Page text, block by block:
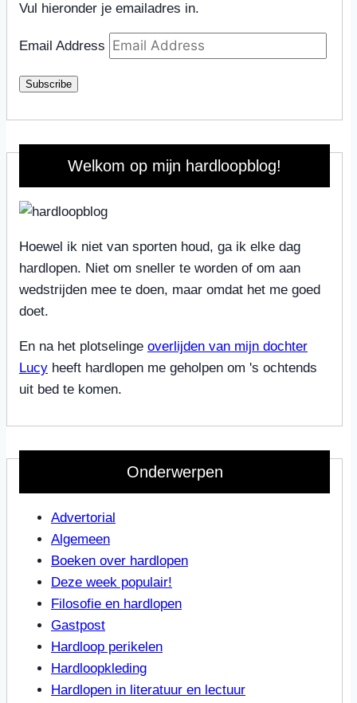
Vul hieronder je emailadres in.
Email Address
Subscribe
Welkom op mijn hardloopblog!
Hoewel ik niet van sporten houd, ga ik elke dag
hardlopen. Niet om sneller te worden of om aan
wedstrijden mee te doen, maar omdat het me goed
doet.
En na het plotselinge overlijden van mijn dochter
Lucy heeft hardlopen me geholpen om 's ochtends
uit bed te komen.
Onderwerpen
Advertorial
Algemeen
Boeken over hardlopen
Deze week populair!
Filosofie en hardlopen
Gastpost
Hardloop perikelen
Hardloopkleding
Hardlopen in literatuur en lectuur